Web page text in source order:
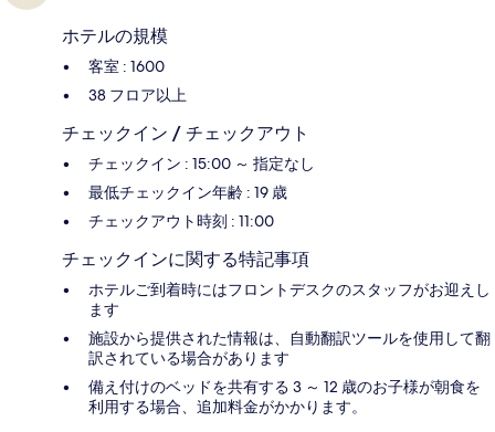
ホテルの規模
客室 : 1600
38 フロア以上
チェックイン / チェックアウト
チェックイン : 15:00 ～ 指定なし
最低チェックイン年齢 : 19 歳
チェックアウト時刻 : 11:00
チェックインに関する特記事項
ホテルご到着時にはフロントデスクのスタッフがお迎えし
ます
施設から提供された情報は、自動翻訳ツールを使用して翻
訳されている場合があります
備え付けのベッドを共有する 3 ～ 12 歳のお子様が朝食を
利用する場合、追加料金がかかります。